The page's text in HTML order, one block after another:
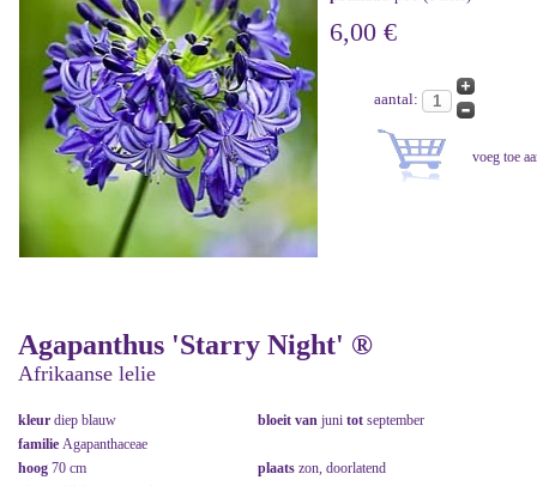
6,00 €
aantal:
Agapanthus 'Starry Night' ®
Afrikaanse lelie
kleur diep blauw bloeit van juni tot september
familie Agapanthaceae
hoog 70 cm plaats zon, doorlatend